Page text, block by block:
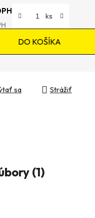
DO KOŠÍKA
sa Strážiť
(1)